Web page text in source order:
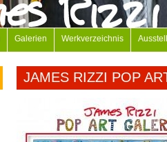
Galerien Werkverzeichnis
JAMES RIZZI POP